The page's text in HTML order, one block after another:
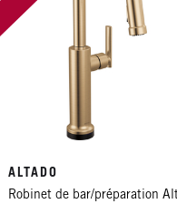
ALTADO
Robinet de bar/préparation